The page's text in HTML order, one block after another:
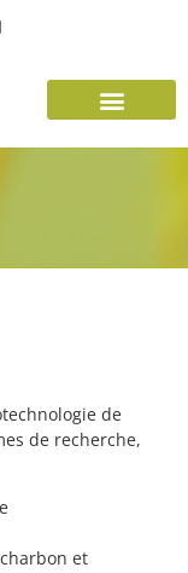
de
de recherche,
et